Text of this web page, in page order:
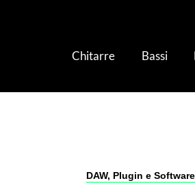
Chitarre Bassi
DAW, Plugin e Software